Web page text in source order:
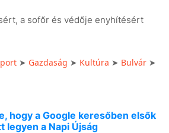
a sofőr és védője enyhítésért
➤ Gazdaság ➤ Kultúra ➤ Bulvár ➤
hogy a Google keresőben elsők
legyen a Napi Újság